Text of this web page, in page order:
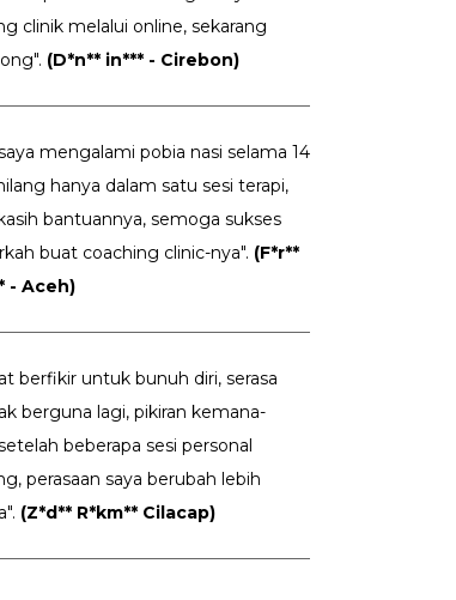
clinik melalui online, sekarang
(D*n** in*** - Cirebon)
mengalami pobia nasi selama 14
hanya dalam satu sesi terapi,
bantuannya, semoga sukses
buat coaching clinic-nya". (F*r**
- Aceh)
berfikir untuk bunuh diri, serasa
berguna lagi, pikiran kemana-
beberapa sesi personal
perasaan saya berubah lebih
(Z*d** R*km** Cilacap)